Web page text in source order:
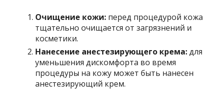
Очищение кожи: перед процедурой кожа
тщательно очищается от загрязнений и
косметики.
Нанесение анестезирующего крема:для
уменьшения дискомфорта во время
процедуры на кожу может быть нанесен
анестезирующий крем.